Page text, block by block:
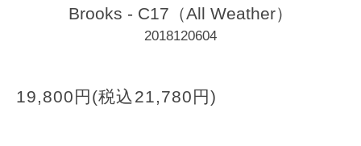
Brooks - C17（All Weather）
2018120604
19,800円(税込21,780円)